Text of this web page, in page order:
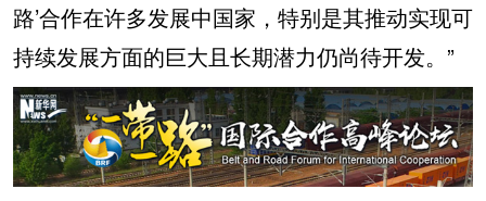
路’合作在许多发展中国家，特别是其推动实现可
持续发展方面的巨大且长期潜力仍尚待开发。”